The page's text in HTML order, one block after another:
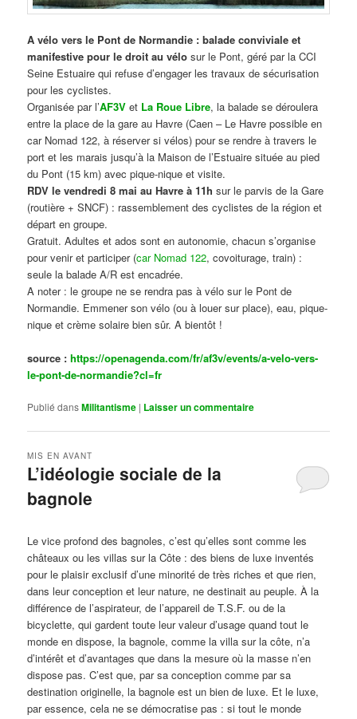
A vélo vers le Pont de Normandie : balade conviviale et
manifestive pour le droit au vélo sur le Pont, géré par la CCI
Seine Estuaire qui refuse d’engager les travaux de sécurisation
pour les cyclistes.
Organisée par l’AF3V et La Roue Libre, la balade se déroulera
entre la place de la gare au Havre (Caen – Le Havre possible en
car Nomad 122, à réserver si vélos) pour se rendre à travers le
port et les marais jusqu’à la Maison de l’Estuaire située au pied
du Pont (15 km) avec pique-nique et visite.
RDV le vendredi 8 mai au Havre à 11h sur le parvis de la Gare
(routière + SNCF) : rassemblement des cyclistes de la région et
départ en groupe.
Gratuit. Adultes et ados sont en autonomie, chacun s’organise
pour venir et participer (car Nomad 122, covoiturage, train) :
seule la balade A/R est encadrée.
A noter : le groupe ne se rendra pas à vélo sur le Pont de
Normandie. Emmener son vélo (ou à louer sur place), eau, pique-
nique et crème solaire bien sûr. A bientôt !
source :https://openagenda.com/fr/af3v/events/a-velo-vers-
le-pont-de-normandie?cl=fr
Publié dansMilitantisme | Laisser un commentaire
L’idéologie sociale de la
bagnole
MIS EN AVANT
Le vice profond des bagnoles, c’est qu’elles sont comme les
châteaux ou les villas sur la Côte : des biens de luxe inventés
pour le plaisir exclusif d’une minorité de très riches et que rien,
dans leur conception et leur nature, ne destinait au peuple. À la
différence de l’aspirateur, de l’appareil de T.S.F. ou de la
bicyclette, qui gardent toute leur valeur d’usage quand tout le
monde en dispose, la bagnole, comme la villa sur la côte, n’a
d’intérêt et d’avantages que dans la mesure où la masse n’en
dispose pas. C’est que, par sa conception comme par sa
destination originelle, la bagnole est un bien de luxe. Et le luxe,
par essence, cela ne se démocratise pas : si tout le monde